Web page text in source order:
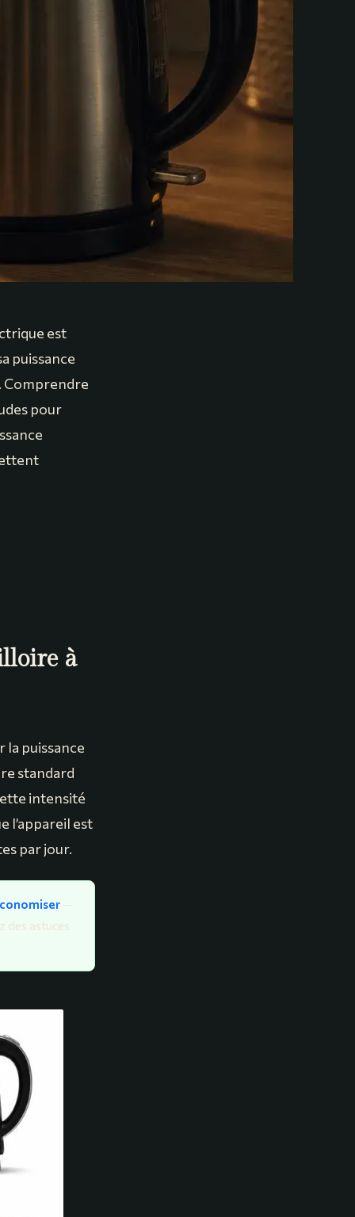
est
puissance
Comprendre
pour
à
la puissance
standard
intensité
l’appareil est
par jour.
—
des astuces